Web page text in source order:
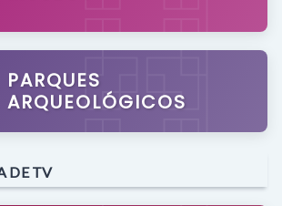
PARQUES
ARQUEOLÓGICOS
DE TV